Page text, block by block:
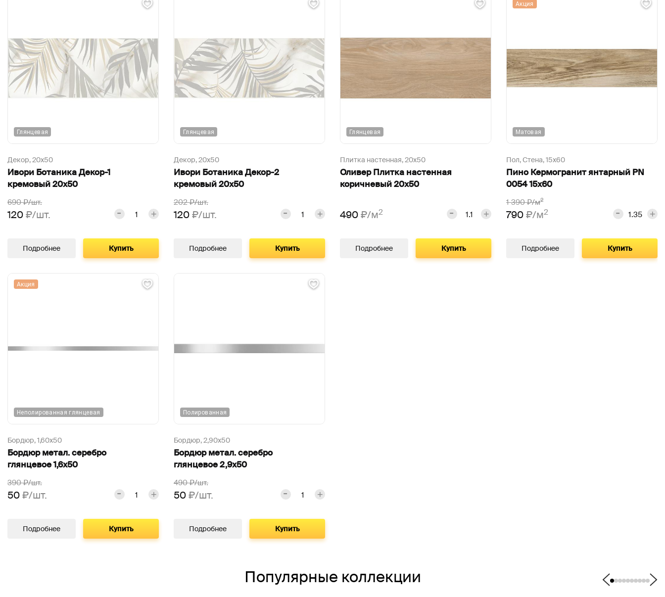
Глянцевая
Декор,20х50
Ивори Ботаника Декор-1
кремовый 20х50
690₽/шт.
120₽/шт.
Подробнее Купить
Глянцевая
Декор,20х50
Ивори Ботаника Декор-2
кремовый 20х50
202₽/шт.
120₽/шт.
Подробнее Купить
Глянцевая
Плитка настенная,20х50
Оливер Плитка настенная
коричневый 20х50
490₽/м2
Подробнее Купить
Акция
Матовая
Пол, Стена,15х60
Пино Кермогранит янтарный PN
0054 15х60
1 390₽/м2
790₽/м2
Подробнее Купить
Акция
Неполированная глянцевая
Бордюр,1,60х50
Бордюр метал. серебро
глянцевое 1,6х50
390₽/шт.
50₽/шт.
Подробнее Купить
Полированная
Бордюр,2,90х50
Бордюр метал. серебро
глянцевое 2,9х50
490₽/шт.
50₽/шт.
Подробнее Купить
Популярные коллекции